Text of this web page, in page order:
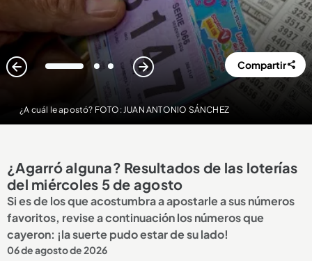
¿A cuál le apostó? FOTO: JUAN ANTONIO SÁNCHEZ
1 2 3 Compartir
¿Agarró alguna? Resultados de las loterías
del miércoles 5 de agosto
Si es de los que acostumbra a apostarle a sus números
favoritos, revise a continuación los números que
cayeron: ¡la suerte pudo estar de su lado!
06 de agosto de 2026